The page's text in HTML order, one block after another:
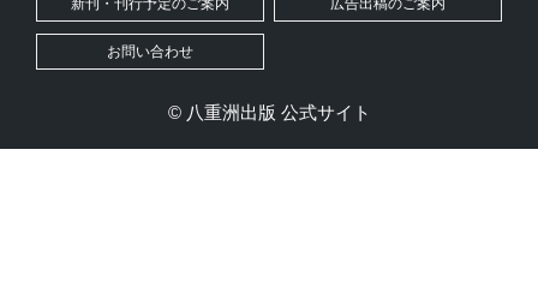
お問い合わせ
© 八重洲出版 公式サイト